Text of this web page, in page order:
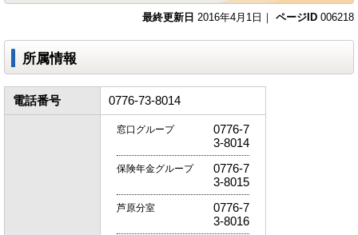
最終更新日 2016年4月1日｜ ページID 006218
所属情報
電話番号 0776-73-8014
窓口グループ
0776-7
3-8014
保険年金グループ
0776-7
3-8015
芦原分室
0776-7
3-8016